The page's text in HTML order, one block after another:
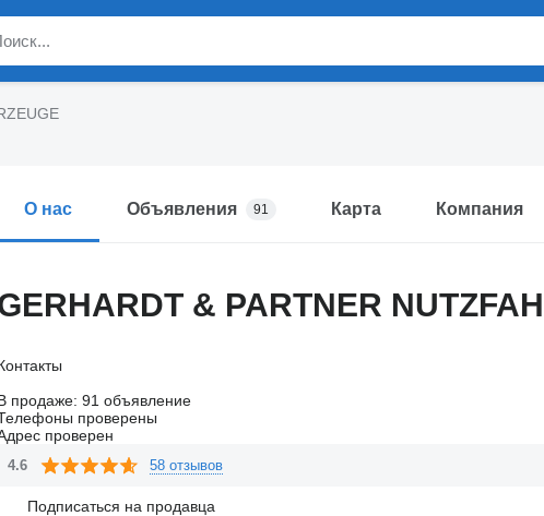
О нас Объявления 91 Карта Компания
& PARTNER
продаже: 91 объявление
проверены
проверен
4.6 58 отзывов
Подписаться на продавца